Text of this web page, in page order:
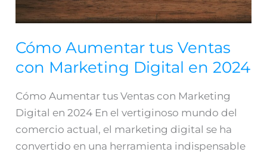
Cómo Aumentar tus Ventas
con Marketing Digital en 2024
Cómo Aumentar tus Ventas con Marketing
Digital en 2024 En el vertiginoso mundo del
comercio actual, el marketing digital se ha
convertido en una herramienta indispensable
en